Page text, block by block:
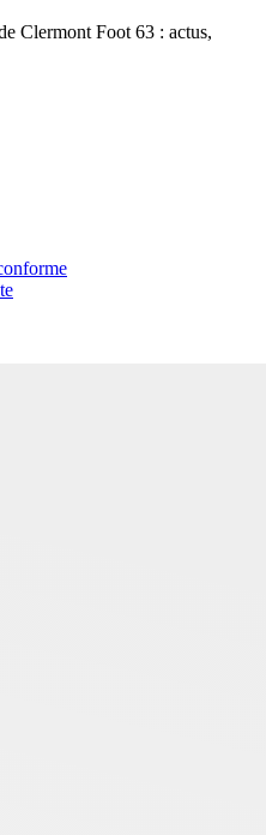
Clermont Foot 63 : actus,